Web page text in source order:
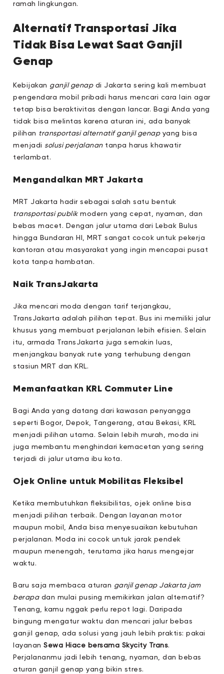
ramah lingkungan.
Alternatif Transportasi Jika
Tidak Bisa Lewat Saat Ganjil
Genap
Kebijakan ganjil genapdi Jakarta sering kali membuat
pengendara mobil pribadi harus mencari cara lain agar
tetap bisa beraktivitas dengan lancar. Bagi Anda yang
tidak bisa melintas karena aturan ini, ada banyak
pilihan transportasi alternatif ganjil genapyang bisa
menjadi solusi perjalanantanpa harus khawatir
terlambat.
Mengandalkan MRT Jakarta
MRT Jakarta hadir sebagai salah satu bentuk
transportasi publikmodern yang cepat, nyaman, dan
bebas macet. Dengan jalur utama dari Lebak Bulus
hingga Bundaran HI, MRT sangat cocok untuk pekerja
kantoran atau masyarakat yang ingin mencapai pusat
kota tanpa hambatan.
Naik TransJakarta
Jika mencari moda dengan tarif terjangkau,
TransJakarta adalah pilihan tepat. Bus ini memiliki jalur
khusus yang membuat perjalanan lebih efisien. Selain
itu, armada TransJakarta juga semakin luas,
menjangkau banyak rute yang terhubung dengan
stasiun MRT dan KRL.
Memanfaatkan KRL Commuter Line
Bagi Anda yang datang dari kawasan penyangga
seperti Bogor, Depok, Tangerang, atau Bekasi, KRL
menjadi pilihan utama. Selain lebih murah, moda ini
juga membantu menghindari kemacetan yang sering
terjadi di jalur utama ibu kota.
Ojek Online untuk Mobilitas Fleksibel
Ketika membutuhkan fleksibilitas, ojek online bisa
menjadi pilihan terbaik. Dengan layanan motor
maupun mobil, Anda bisa menyesuaikan kebutuhan
perjalanan. Moda ini cocok untuk jarak pendek
maupun menengah, terutama jika harus mengejar
waktu.
Baru saja membaca aturan ganjil genap Jakarta jam
berapadan mulai pusing memikirkan jalan alternatif?
Tenang, kamu nggak perlu repot lagi. Daripada
bingung mengatur waktu dan mencari jalur bebas
ganjil genap, ada solusi yang jauh lebih praktis: pakai
layananSewa Hiace bersama Skycity Trans.
Perjalananmu jadi lebih tenang, nyaman, dan bebas
aturan ganjil genap yang bikin stres.